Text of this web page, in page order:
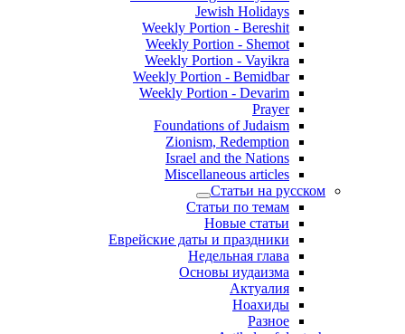
Jewish Holidays
Weekly Portion - Bereshit
Weekly Portion - Shemot
Weekly Portion - Vayikra
Weekly Portion - Bemidbar
Weekly Portion - Devarim
Prayer
Foundations of Judaism
Zionism, Redemption
Israel and the Nations
Miscellaneous articles
Статьи на русском
Статьи по темам
Новые статьи
Еврейские даты и праздники
Недельная глава
Основы иудаизма
Актуалия
Ноахиды
Разное